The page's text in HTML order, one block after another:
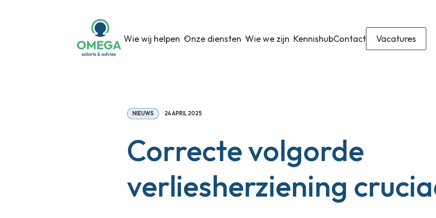
Wie wij helpen Onze diensten Wie we zijn KennishubContact Vacatures
NIEUWS 24 APRIL 2025
Correcte volgorde
verliesherziening